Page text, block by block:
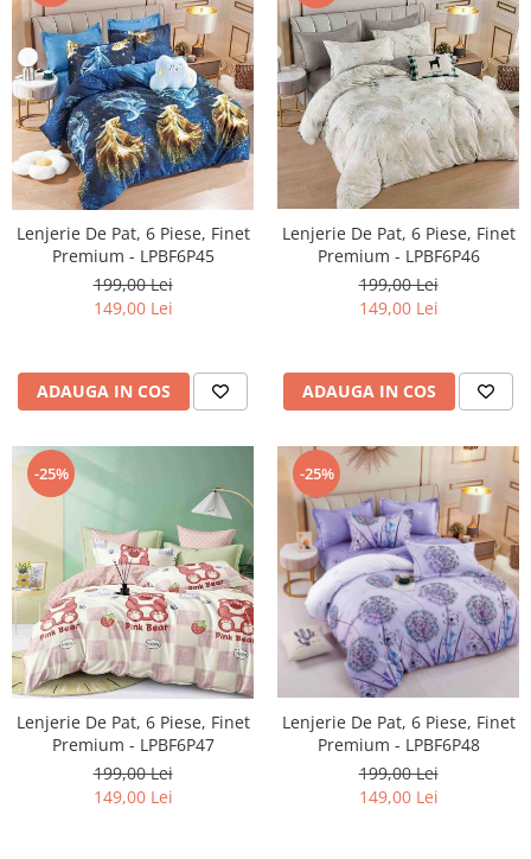
Lenjerie De Pat, 6 Piese, Finet
Premium - LPBF6P45
199,00 Lei
149,00 Lei
ADAUGA IN COS
Lenjerie De Pat, 6 Piese, Finet
Premium - LPBF6P46
199,00 Lei
149,00 Lei
ADAUGA IN COS
-25%
Lenjerie De Pat, 6 Piese, Finet
Premium - LPBF6P47
199,00 Lei
149,00 Lei
-25%
Lenjerie De Pat, 6 Piese, Finet
Premium - LPBF6P48
199,00 Lei
149,00 Lei